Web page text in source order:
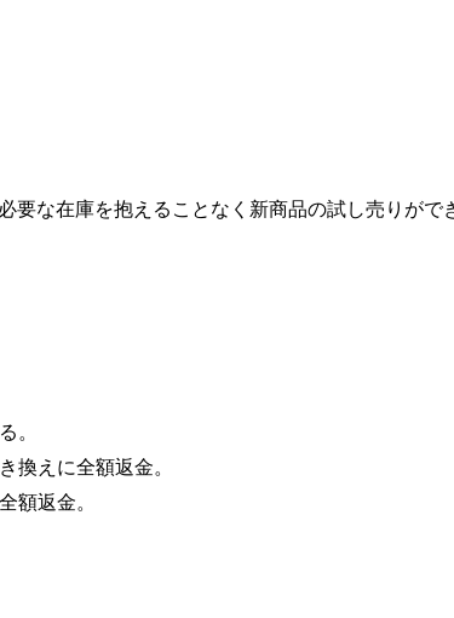
要な在庫を抱えることなく新商品の試し売りがで
。
換えに全額返金。
額返金。